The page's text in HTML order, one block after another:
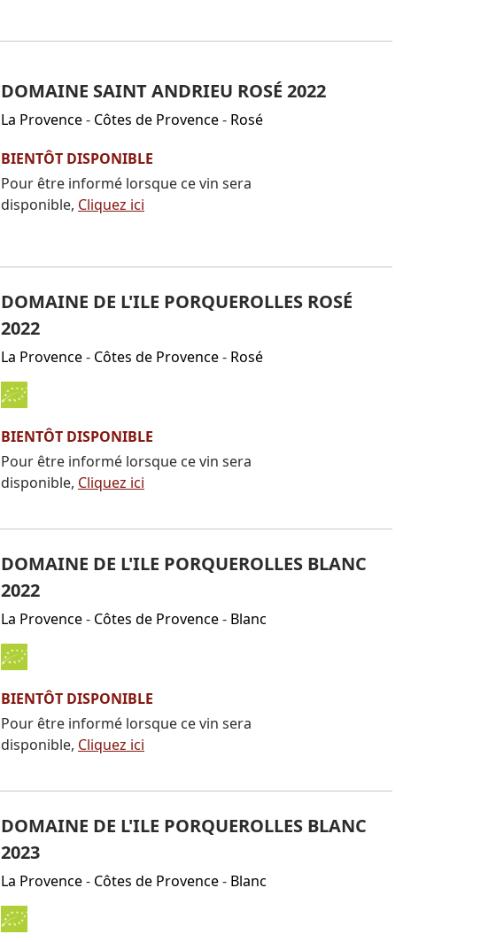
DOMAINE SAINT ANDRIEU ROSÉ 2022
La Provence- Côtes de Provence- Rosé
BIENTÔT DISPONIBLE
Pour être informé lorsque ce vin sera
disponible, Cliquez ici
DOMAINE DE L'ILE PORQUEROLLES ROSÉ
2022
La Provence- Côtes de Provence- Rosé
BIENTÔT DISPONIBLE
Pour être informé lorsque ce vin sera
disponible, Cliquez ici
DOMAINE DE L'ILE PORQUEROLLES BLANC
2022
La Provence- Côtes de Provence- Blanc
BIENTÔT DISPONIBLE
Pour être informé lorsque ce vin sera
disponible, Cliquez ici
DOMAINE DE L'ILE PORQUEROLLES BLANC
2023
La Provence- Côtes de Provence- Blanc